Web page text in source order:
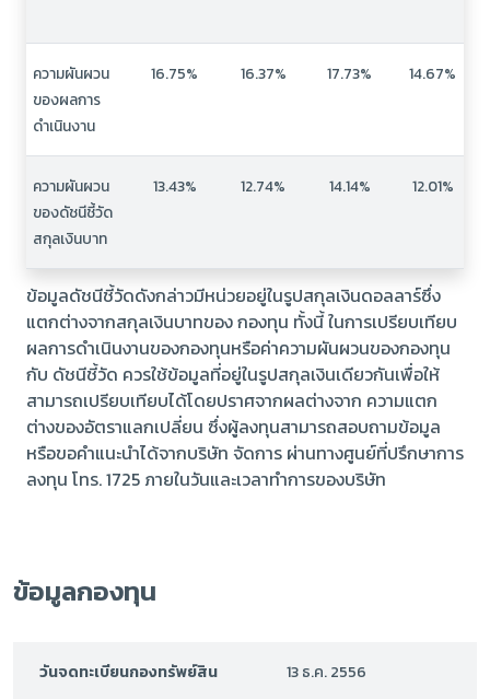
ความผันผวน
ของผลการ
ดำเนินงาน
16.75% 16.37% 17.73% 14.67%
ความผันผวน
ของดัชนีชี้วัด
สกุลเงินบาท
13.43% 12.74% 14.14% 12.01%
ข้อมูลดัชนีชี้วัดดังกล่าวมีหน่วยอยู่ในรูปสกุลเงินดอลลาร์ซึ่ง
แตกต่างจากสกุลเงินบาทของ กองทุน ทั้งนี้ ในการเปรียบเทียบ
ผลการดำเนินงานของกองทุนหรือค่าความผันผวนของกองทุน
กับ ดัชนีชี้วัด ควรใช้ข้อมูลที่อยู่ในรูปสกุลเงินเดียวกันเพื่อให้
สามารถเปรียบเทียบได้โดยปราศจากผลต่างจาก ความแตก
ต่างของอัตราแลกเปลี่ยน ซึ่งผู้ลงทุนสามารถสอบถามข้อมูล
หรือขอคำแนะนำได้จากบริษัท จัดการ ผ่านทางศูนย์ที่ปรึกษาการ
ลงทุน โทร. 1725 ภายในวันและเวลาทำการของบริษัท
ข้อมูลกองทุน
วันจดทะเบียนกองทรัพย์สิน 13 ธ.ค. 2556